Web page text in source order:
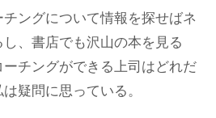
ングについて情報を探せばネ
、書店でも沢山の本を見る
チングができる上司はどれだ
疑問に思っている。